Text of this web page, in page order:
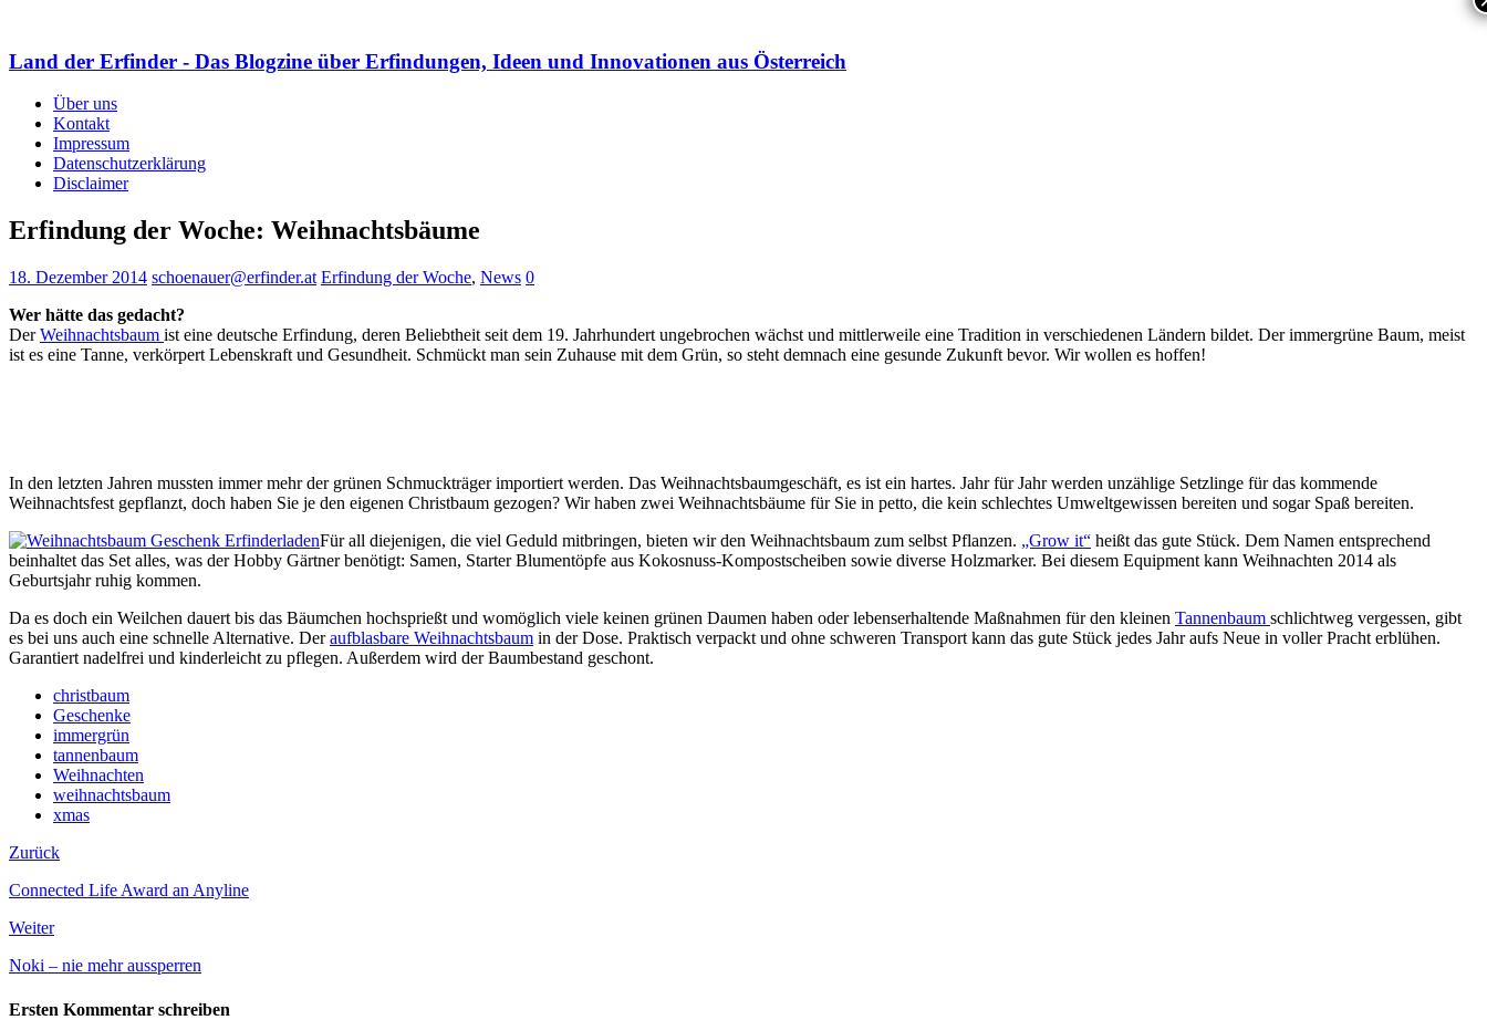
Land der Erfinder - Das Blogzine über Erfindungen, Ideen und Innovationen aus Österreich
Über uns
Kontakt
Impressum
Datenschutzerklärung
Disclaimer
Erfindung der Woche: Weihnachtsbäume
18. Dezember 2014 schoenauer@erfinder.at Erfindung der Woche, News 0
Wer hätte das gedacht?
DerWeihnachtsbaum ist eine deutsche Erfindung, deren Beliebtheit seit dem 19. Jahrhundert ungebrochen wächst und mittlerweile eine Tradition in verschiedenen Ländern bildet. Der immergrüne Baum, meist
ist es eine Tanne, verkörpert Lebenskraft und Gesundheit. Schmückt man sein Zuhause mit dem Grün, so steht demnach eine gesunde Zukunft bevor. Wir wollen es hoffen!
In den letzten Jahren mussten immer mehr der grünen Schmuckträger importiert werden. Das Weihnachtsbaumgeschäft, es ist ein hartes. Jahr für Jahr werden unzählige Setzlinge für das kommende
Weihnachtsfest gepflanzt, doch haben Sie je den eigenen Christbaum gezogen? Wir haben zwei Weihnachtsbäume für Sie in petto, die kein schlechtes Umweltgewissen bereiten und sogar Spaß bereiten.
Für all diejenigen, die viel Geduld mitbringen, bieten wir den Weihnachtsbaum zum selbst Pflanzen. „Grow it“ heißt das gute Stück. Dem Namen entsprechend
beinhaltet das Set alles, was der Hobby Gärtner benötigt: Samen, Starter Blumentöpfe aus Kokosnuss-Kompostscheiben sowie diverse Holzmarker. Bei diesem Equipment kann Weihnachten 2014 als
Geburtsjahr ruhig kommen.
Da es doch ein Weilchen dauert bis das Bäumchen hochsprießt und womöglich viele keinen grünen Daumen haben oder lebenserhaltende Maßnahmen für den kleinen Tannenbaum schlichtweg vergessen, gibt
es bei uns auch eine schnelle Alternative. Deraufblasbare Weihnachtsbaum in der Dose. Praktisch verpackt und ohne schweren Transport kann das gute Stück jedes Jahr aufs Neue in voller Pracht erblühen.
Garantiert nadelfrei und kinderleicht zu pflegen. Außerdem wird der Baumbestand geschont.
christbaum
Geschenke
immergrün
tannenbaum
Weihnachten
weihnachtsbaum
xmas
Zurück
Connected Life Award an Anyline
Weiter
Noki – nie mehr aussperren
Ersten Kommentar schreiben